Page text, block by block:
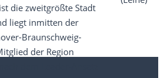
die zweitgrößte Stadt
liegt inmitten der
Braunschweig-
der Region